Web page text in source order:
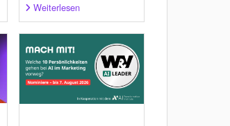
Weiterlesen